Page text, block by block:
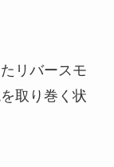
リバースモ
取り巻く状